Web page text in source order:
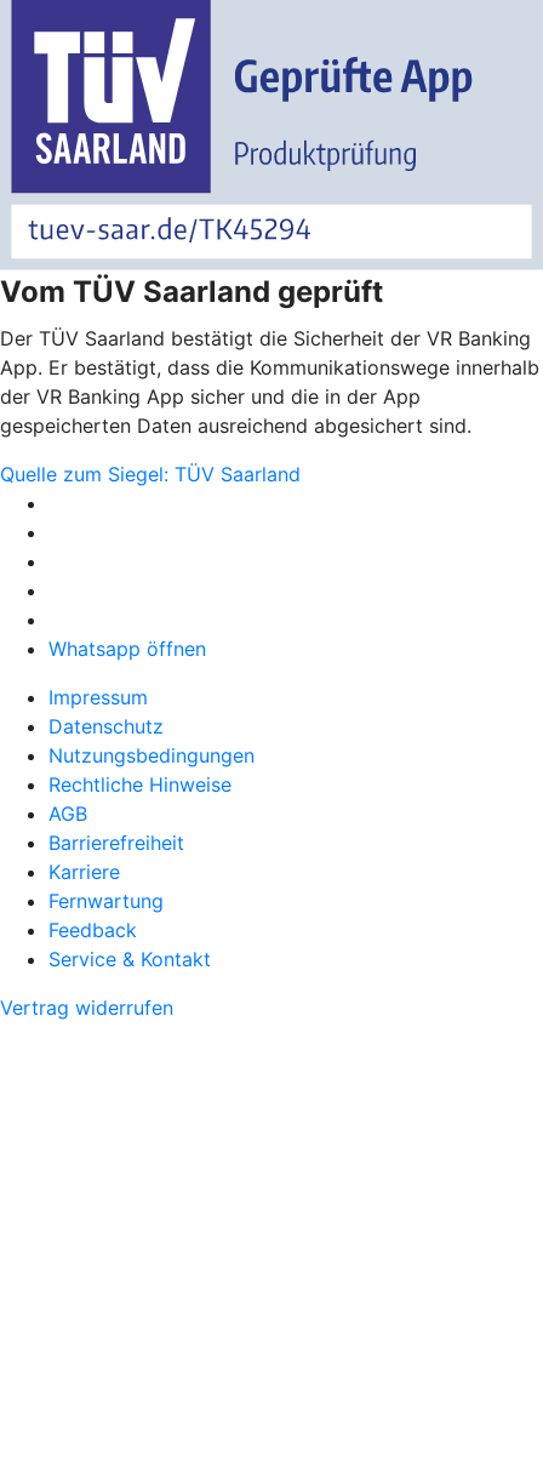
Vom TÜV Saarland geprüft
Der TÜV Saarland bestätigt die Sicherheit der VR Banking
App. Er bestätigt, dass die Kommunikationswege innerhalb
der VR Banking App sicher und die in der App
gespeicherten Daten ausreichend abgesichert sind.
Quelle zum Siegel: TÜV Saarland
Whatsapp öffnen
Impressum
Datenschutz
Nutzungsbedingungen
Rechtliche Hinweise
AGB
Barrierefreiheit
Karriere
Fernwartung
Feedback
Service & Kontakt
Vertrag widerrufen